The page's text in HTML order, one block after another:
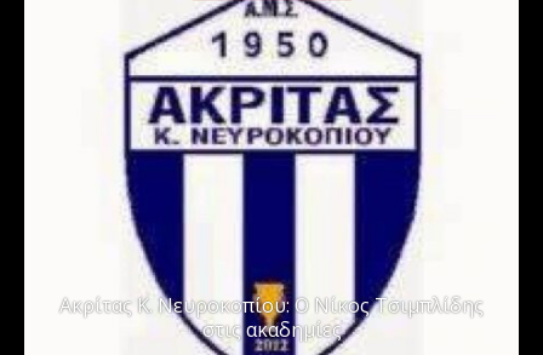
Ακρίτας Κ. Νευροκοπίου: Ο Νίκος Τσιμπλίδης
στις ακαδημίες